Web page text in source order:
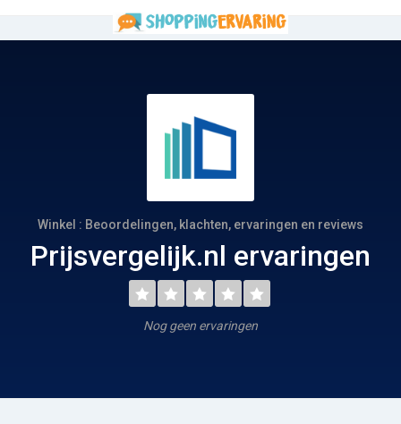
Winkel : Beoordelingen, klachten, ervaringen en reviews
Prijsvergelijk.nl ervaringen
Nog geen ervaringen